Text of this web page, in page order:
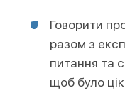
Говорити
разом з
питання та
щоб було